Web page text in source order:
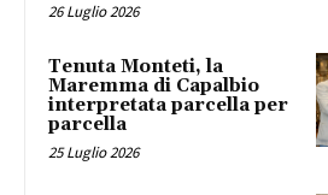
26 Luglio 2026
Tenuta Monteti, la
Maremma di Capalbio
interpretata parcella per
parcella
25 Luglio 2026